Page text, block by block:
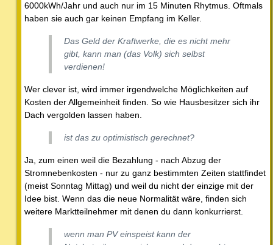
6000kWh/Jahr und auch nur im 15 Minuten Rhytmus. Oftmals
haben sie auch gar keinen Empfang im Keller.
Das Geld der Kraftwerke, die es nicht mehr
gibt, kann man (das Volk) sich selbst
verdienen!
Wer clever ist, wird immer irgendwelche Möglichkeiten auf
Kosten der Allgemeinheit finden. So wie Hausbesitzer sich ihr
Dach vergolden lassen haben.
ist das zu optimistisch gerechnet?
Ja, zum einen weil die Bezahlung - nach Abzug der
Stromnebenkosten - nur zu ganz bestimmten Zeiten stattfindet
(meist Sonntag Mittag) und weil du nicht der einzige mit der
Idee bist. Wenn das die neue Normalität wäre, finden sich
weitere Marktteilnehmer mit denen du dann konkurrierst.
wenn man PV einspeist kann der